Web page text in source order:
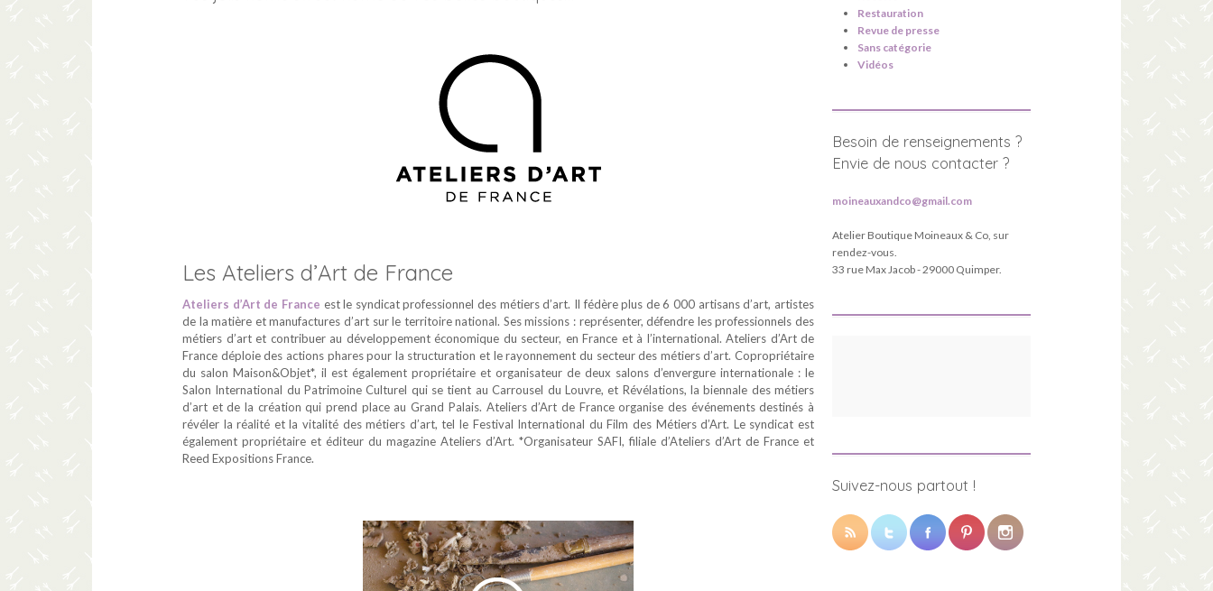
Les Ateliers d’Art de France
Ateliers d’Art de France est le syndicat professionnel des métiers d’art. Il fédère plus de 6 000 artisans d’art, artistes
de la matière et manufactures d’art sur le territoire national. Ses missions : représenter, défendre les professionnels des
métiers d’art et contribuer au développement économique du secteur, en France et à l’international. Ateliers d’Art de
France déploie des actions phares pour la structuration et le rayonnement du secteur des métiers d’art. Copropriétaire
du salon Maison&Objet*, il est également propriétaire et organisateur de deux salons d’envergure internationale : le
Salon International du Patrimoine Culturel qui se tient au Carrousel du Louvre, et Révélations, la biennale des métiers
d’art et de la création qui prend place au Grand Palais. Ateliers d’Art de France organise des événements destinés à
révéler la réalité et la vitalité des métiers d’art, tel le Festival International du Film des Métiers d’Art. Le syndicat est
également propriétaire et éditeur du magazine Ateliers d’Art. *Organisateur SAFI, filiale d’Ateliers d’Art de France et
Reed Expositions France.
Restauration
Revue de presse
Sans catégorie
Vidéos
Besoin de renseignements ?
Envie de nous contacter ?
moineauxandco@gmail.com
Atelier Boutique Moineaux & Co, sur
rendez-vous.
33 rue Max Jacob - 29000 Quimper.
Suivez-nous partout !